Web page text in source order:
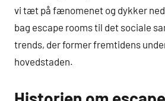
vi tæt på fænomenet og dykker
bag escape rooms til det sociale
trends, der former fremtidens
hovedstaden.